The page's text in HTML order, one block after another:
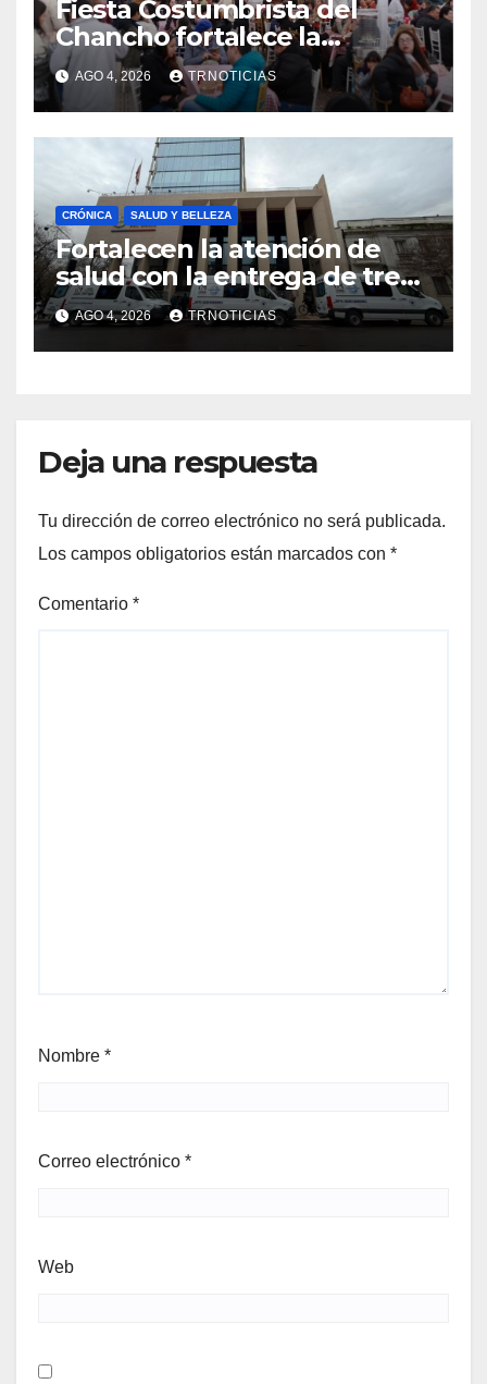
Fiesta Costumbrista del
Chancho fortalece la
economía local con positivo
impacto en la hotelería y el
emprendimiento
AGO 4, 2026 TRNOTICIAS
CRÓNICA SALUD Y BELLEZA
Fortalecen la atención de
salud con la entrega de tres
nuevas ambulancias para
Cauquenes y Sagrada Familia
AGO 4, 2026 TRNOTICIAS
Deja una respuesta
Tu dirección de correo electrónico no será publicada.
Los campos obligatorios están marcados con *
Comentario *
Nombre *
Correo electrónico *
Web